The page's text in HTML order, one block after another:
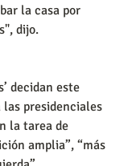
la casa por
dijo.
decidan este
presidenciales
la tarea de
amplia”, “más